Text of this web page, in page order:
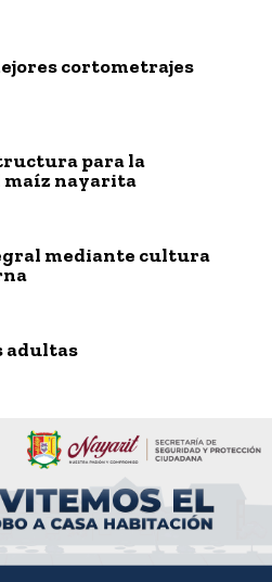
cortometrajes
para la
maíz nayarita
mediante cultura
adultas